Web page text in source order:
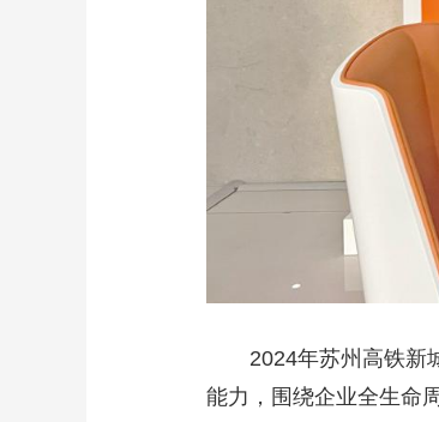
2024年苏州高铁新城
能力，围绕企业全生命